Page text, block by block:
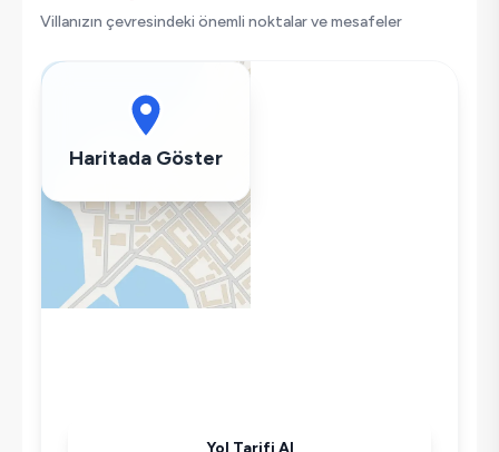
Salıncak
Bulaşık Makinesi
Çamaşır Makinesi
Wifi / İnternet
Tost Makinesi
Kettle
Ütü
Villanızın çevresindeki önemli noktalar ve mesafeler
Haritada Göster